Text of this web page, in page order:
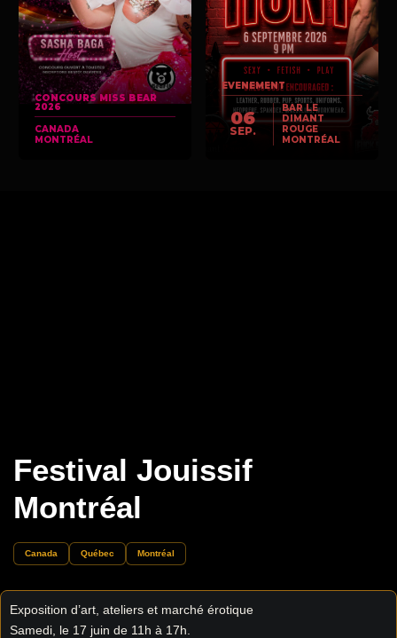
CONCOURS MISS BEAR
2026
CANADA
MONTRÉAL
EVENEMENT
06
SEP.
BAR LE
DIMANT
ROUGE
MONTRÉAL
Festival Jouissif
Montréal
Canada Québec Montréal
Exposition d’art, ateliers et marché érotique
Samedi, le 17 juin de 11h à 17h.